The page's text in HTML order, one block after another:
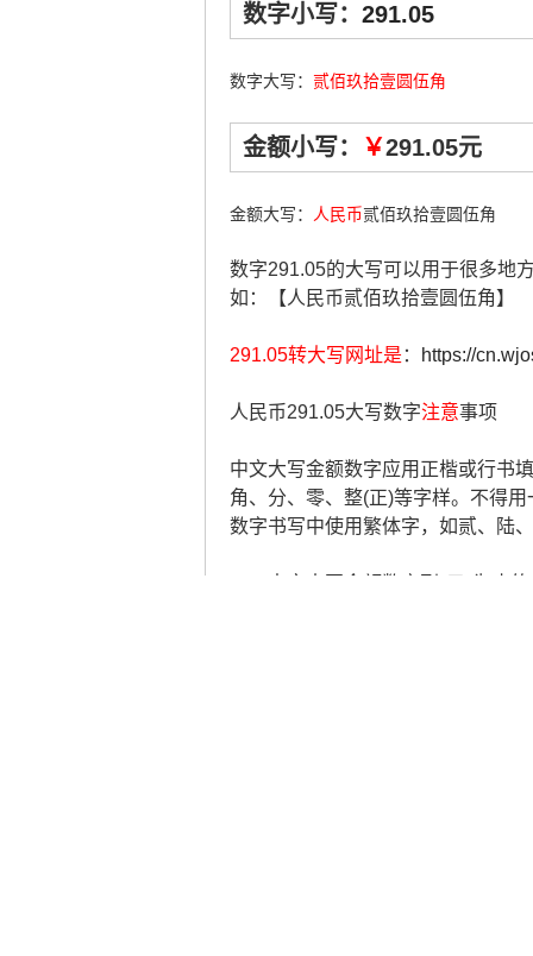
数字小写： 291.05
数字大写： 贰佰玖拾壹圆伍角
金额小写： ￥291.05元
金额大写： 人民币贰佰玖拾壹圆伍角
数字291.05的大写可以用于很多地
如：【人民币贰佰玖拾壹圆伍角】
291.05转大写网址是 ： https://
人民币291.05大写数字注意事项
中文大写金额数字应用正楷或行书
角、分、零、整(正)等字样。不得
数字书写中使用繁体字，如贰、陆